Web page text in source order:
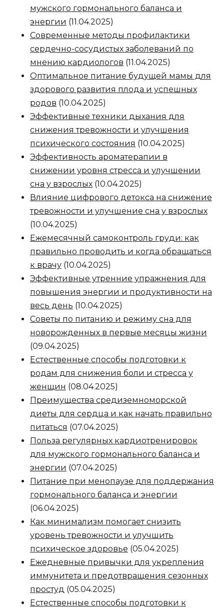
мужского гормонального баланса и
энергии (11.04.2025)
Современные методы профилактики
сердечно-сосудистых заболеваний по
мнению кардиологов (11.04.2025)
Оптимальное питание будущей мамы для
здорового развития плода и успешных
родов (10.04.2025)
Эффективные техники дыхания для
снижения тревожности и улучшения
психического состояния (10.04.2025)
Эффективность ароматерапии в
снижении уровня стресса и улучшении
сна у взрослых (10.04.2025)
Влияние цифрового детокса на снижение
тревожности и улучшение сна у взрослых
(10.04.2025)
Ежемесячный самоконтроль груди: как
правильно проводить и когда обращаться
к врачу (10.04.2025)
Эффективные утренние упражнения для
повышения энергии и продуктивности на
весь день (10.04.2025)
Советы по питанию и режиму сна для
новорожденных в первые месяцы жизни
(09.04.2025)
Естественные способы подготовки к
родам для снижения боли и стресса у
женщин (08.04.2025)
Преимущества средиземноморской
диеты для сердца и как начать правильно
питаться (07.04.2025)
Польза регулярных кардиотренировок
для мужского гормонального баланса и
энергии (07.04.2025)
Питание при менопаузе для поддержания
гормонального баланса и энергии
(06.04.2025)
Как минимализм помогает снизить
уровень тревожности и улучшить
психическое здоровье (05.04.2025)
Ежедневные привычки для укрепления
иммунитета и предотвращения сезонных
простуд (05.04.2025)
Естественные способы подготовки к